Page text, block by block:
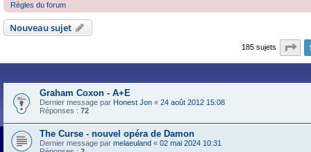
Règles du forum
Nouveau sujet
185 sujets
Graham Coxon - A+E
Dernier message par Honest Jon « 24 août 2012 15:08
Réponses : 72
The Curse - nouvel opéra de Damon
Dernier message par melaeuland « 02 mai 2024 10:31